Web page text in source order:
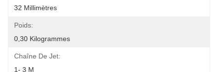
32 Millimètres
Poids:
0,30 Kilogrammes
Chaîne De Jet:
1- 3 M